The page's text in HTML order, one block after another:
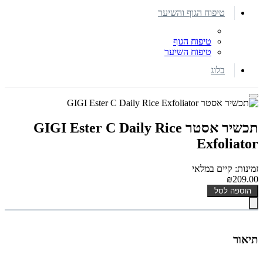
טיפוח הגוף והשיער
טיפוח הגוף
טיפוח השיער
בלוג
תכשיר אסטר GIGI Ester C Daily Rice
Exfoliator
זמינות: קיים במלאי
₪209.00
הוספה לסל
תיאור